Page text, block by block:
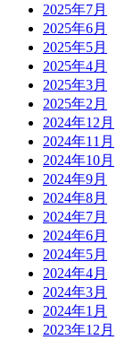
2025年7月
2025年6月
2025年5月
2025年4月
2025年3月
2025年2月
2024年12月
2024年11月
2024年10月
2024年9月
2024年8月
2024年7月
2024年6月
2024年5月
2024年4月
2024年3月
2024年1月
2023年12月